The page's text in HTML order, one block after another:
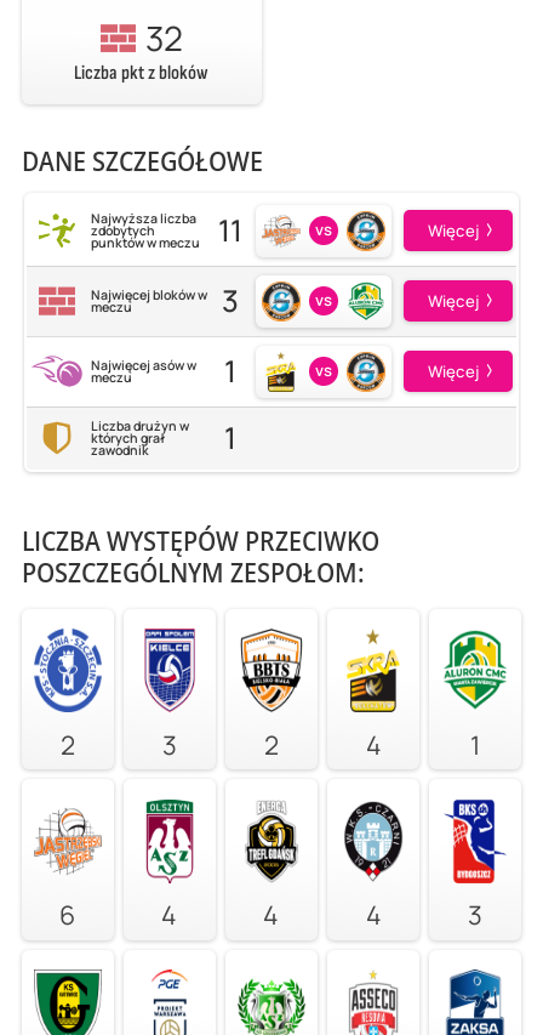
32
Liczba pkt z bloków
DANE SZCZEGÓŁOWE
Najwyższa liczba
zdobytych
punktów w meczu 11 vs Więcej
Najwięcej bloków w
meczu 3 vs Więcej
Najwięcej asów w
meczu 1 vs Więcej
Liczba drużyn w
których grał
zawodnik 1
LICZBA WYSTĘPÓW PRZECIWKO
POSZCZEGÓLNYM ZESPOŁOM:
2 3 2 4 1
6 4 4 4 3